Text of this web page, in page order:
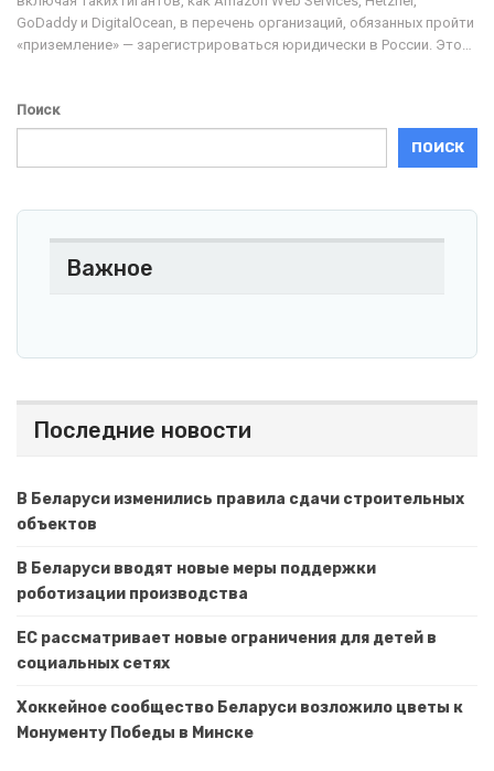
GoDaddy и DigitalOcean, в перечень организаций, обязанных пройти
«приземление» — зарегистрироваться юридически в России. Это…
Поиск
ПОИСК
Важное
Последние новости
В Беларуси изменились правила сдачи строительных
объектов
В Беларуси вводят новые меры поддержки
роботизации производства
ЕС рассматривает новые ограничения для детей в
социальных сетях
Хоккейное сообщество Беларуси возложило цветы к
Монументу Победы в Минске